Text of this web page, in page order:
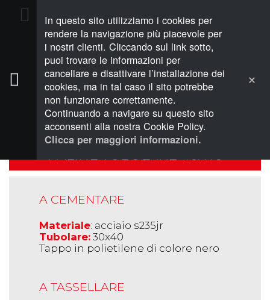
In questo sito utilizziamo i cookies per
rendere la navigazione più piacevole per
i nostri clienti. Cliccando sul link sotto,
puoi trovare le informazioni per
cancellare e disattivare l’installazione dei
cookies, ma in tal caso il sito potrebbe
non funzionare correttamente.
Continuando a navigare su questo sito
acconsenti alla nostra Cookie Policy.
Clicca per maggiori informazioni.
PREVENTIVO (0)
PALINE
PALINE TUBOLARE 40X40
A CEMENTARE
Materiale: acciaio s235jr
Tubolare: 30x40
Tappo in polietilene di colore nero
A TASSELLARE